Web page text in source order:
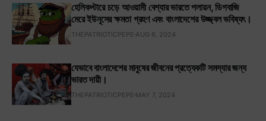
হেলিকপ্টারে চড়ে আওয়ামী বেশ্যার ভারতে পলায়ন, ডিগবাজি
মেরে ইউনূসের ক্ষমতা গ্রহণ এবং বাংলাদেশের উজ্জ্বল ভবিষ্যৎ।
THEPATRIOTICPEPE AUG 6, 2024
যেভাবে বাংলাদেশের মানুষের জীবনের প্রত্যেকটি সমস্যার জন্য
ভারত দায়ী।
THEPATRIOTICPEPE MAY 7, 2024